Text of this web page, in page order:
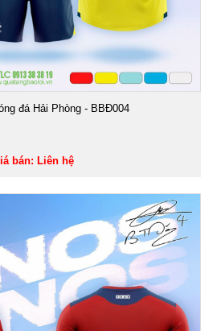
đá Hải Phòng - BBĐ004
bán: Liên hệ